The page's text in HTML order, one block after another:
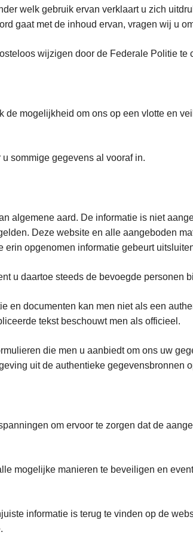
welk gebruik ervan verklaart u zich
gaat met de inhoud ervan, vragen wij u
wijzigen door de Federale Politie te
de mogelijkheid om ons op een vlotte en
sommige gegevens al vooraf in.
algemene aard. De informatie is niet
Deze website en alle aangeboden
opgenomen informatie gebeurt
u daartoe steeds de bevoegde personen
en documenten kan men niet als een
tekst beschouwt men als officieel.
die men u aanbiedt om ons uw
uit de authentieke gegevensbronnen
om ervoor te zorgen dat de
mogelijke manieren te beveiligen en
informatie is terug te vinden op de